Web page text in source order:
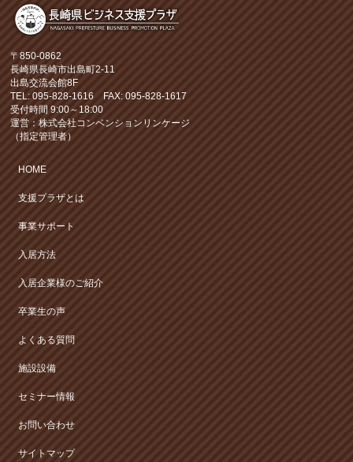
〒850-0862
長崎県長崎市出島町2-11
出島交流会館8F
TEL: 095-828-1616 FAX: 095-828-1617
受付時間 9:00～18:00
運営：株式会社コンベンションリンケージ
（指定管理者）
HOME
支援プラザとは
事業サポート
入居方法
入居企業様のご紹介
卒業生の声
よくある質問
施設設備
セミナー情報
お問い合わせ
サイトマップ